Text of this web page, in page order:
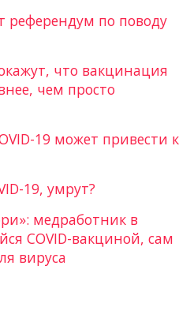
по поводу
что вакцинация
чем просто
19 может привести к
19, умрут?
медработник в
COVID-вакциной, сам
вируса